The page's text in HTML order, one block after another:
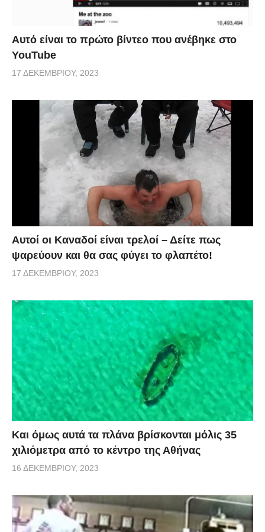
Αυτό είναι το πρώτο βίντεο που ανέβηκε στο
YouTube
17 ΔΕΚΕΜΒΡΊΟΥ, 2023
Αυτοί οι Καναδοί είναι τρελοί – Δείτε πως
ψαρεύουν και θα σας φύγει το φλαπέτο!
17 ΔΕΚΕΜΒΡΊΟΥ, 2023
Και όμως αυτά τα πλάνα βρίσκονται μόλις 35
χιλιόμετρα από το κέντρο της Αθήνας
16 ΔΕΚΕΜΒΡΊΟΥ, 2023